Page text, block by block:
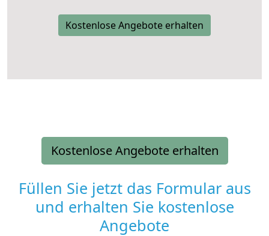
Kostenlose Angebote erhalten
Kostenlose Angebote erhalten
Füllen Sie jetzt das Formular aus
und erhalten Sie kostenlose
Angebote